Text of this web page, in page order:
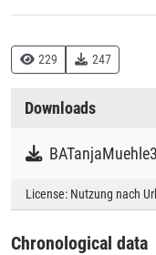
229 247
Downloads
License: Nutzung nach
Chronological data
380 :: Handel,
Creation Context
Collections
Literaturpublikationen